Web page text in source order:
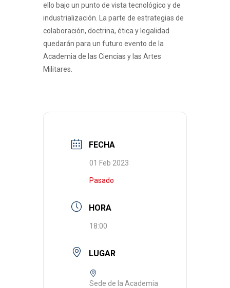
ello bajo un punto de vista tecnológico y de
industrialización. La parte de estrategias de
colaboración, doctrina, ética y legalidad
quedarán para un futuro evento de la
Academia de las Ciencias y las Artes
Militares.
FECHA
01 Feb 2023
Pasado
HORA
18:00
LUGAR
Sede de la Academia